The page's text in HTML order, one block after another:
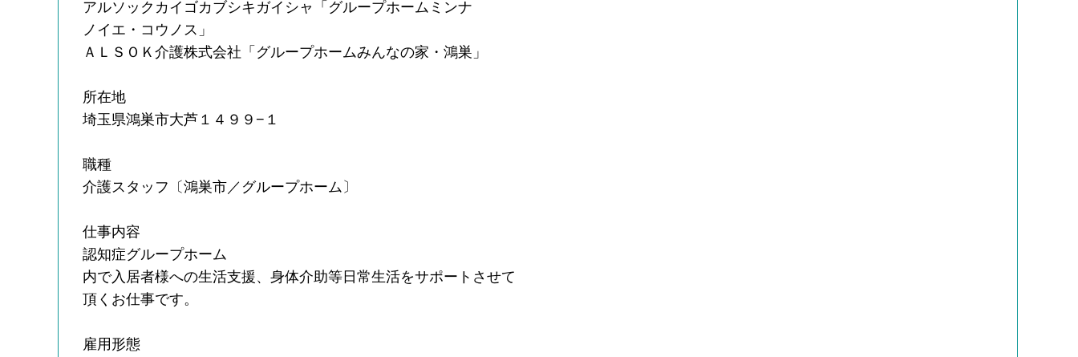
アルソックカイゴカブシキガイシャ「グループホームミンナ
ノイエ・コウノス」
ＡＬＳＯＫ介護株式会社「グループホームみんなの家・鴻巣」
所在地
埼玉県鴻巣市大芦１４９９−１
職種
介護スタッフ〔鴻巣市／グループホーム〕
仕事内容
認知症グループホーム
内で入居者様への生活支援、身体介助等日常生活をサポートさせて
頂くお仕事です。
雇用形態